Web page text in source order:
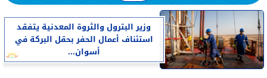
وزير البترول والثروة المعدنية يتفقد
استئناف أعمال الحفر بحقل البركة في
أسوان...